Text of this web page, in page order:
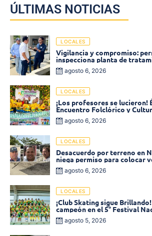
ÚLTIMAS NOTICIAS
LOCALES
Vigilancia y compromiso:
inspecciona planta de
agosto 6, 2026
LOCALES
¡Los profesores se lucieron!
Encuentro Folclórico y
2026 en Ciénaga
agosto 6, 2026
LOCALES
Desacuerdo por terreno en
niega permiso para colocar
agosto 6, 2026
LOCALES
¡Club Skating sigue
campeón en el 5° Festival
«Soledad sobre Ruedas»
agosto 5, 2026